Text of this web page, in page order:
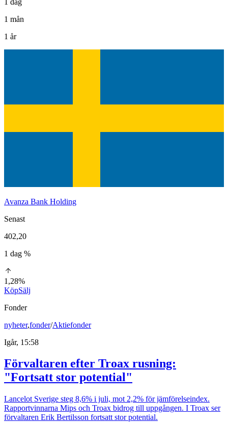
1 mån
1 år
Avanza Bank Holding
Senast
402,20
1 dag %
1,28%
KöpSälj
Fonder
nyheter,fonder/Aktiefonder
Igår, 15:58
Förvaltaren efter Troax rusning:
"Fortsatt stor potential"
Lancelot Sverige steg 8,6% i juli, mot 2,2% för jämförelseindex.
Rapportvinnarna Mips och Troax bidrog till uppgången. I Troax ser
förvaltaren Erik Bertilsson fortsatt stor potential.